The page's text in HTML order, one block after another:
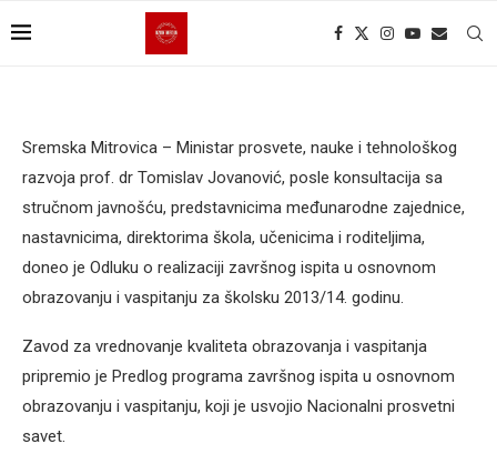
Sremska Mitrovica – Ministar prosvete, nauke i tehnološkog
razvoja prof. dr Tomislav Jovanović, posle konsultacija sa
stručnom javnošću, predstavnicima međunarodne zajednice,
nastavnicima, direktorima škola, učenicima i roditeljima,
doneo je Odluku o realizaciji završnog ispita u osnovnom
obrazovanju i vaspitanju za školsku 2013/14. godinu.
Zavod za vrednovanje kvaliteta obrazovanja i vaspitanja
pripremio je Predlog programa završnog ispita u osnovnom
obrazovanju i vaspitanju, koji je usvojio Nacionalni prosvetni
savet.